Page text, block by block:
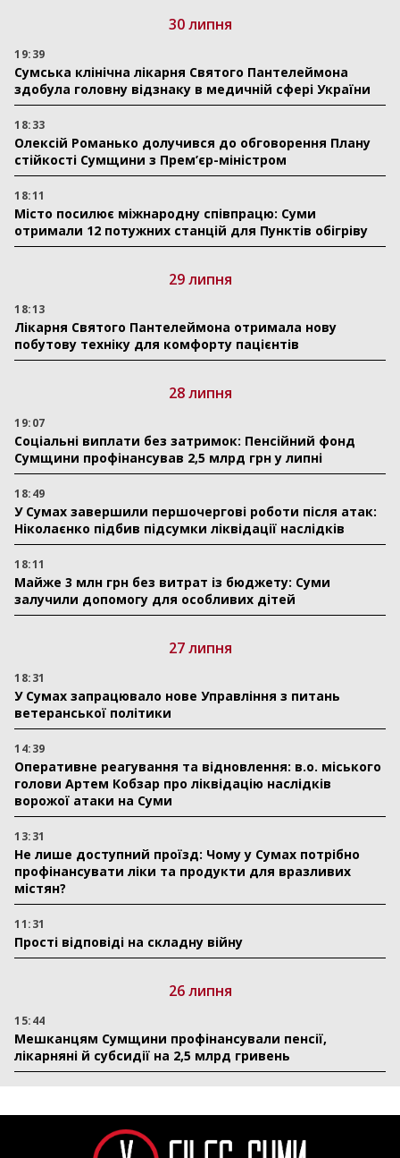
30 липня
19:39
Сумська клінічна лікарня Святого Пантелеймона
здобула головну відзнаку в медичній сфері України
18:33
Олексій Романько долучився до обговорення Плану
стійкості Сумщини з Прем’єр-міністром
18:11
Місто посилює міжнародну співпрацю: Суми
отримали 12 потужних станцій для Пунктів обігріву
29 липня
18:13
Лікарня Святого Пантелеймона отримала нову
побутову техніку для комфорту пацієнтів
28 липня
19:07
Соціальні виплати без затримок: Пенсійний фонд
Сумщини профінансував 2,5 млрд грн у липні
18:49
У Сумах завершили першочергові роботи після атак:
Ніколаєнко підбив підсумки ліквідації наслідків
18:11
Майже 3 млн грн без витрат із бюджету: Суми
залучили допомогу для особливих дітей
27 липня
18:31
У Сумах запрацювало нове Управління з питань
ветеранської політики
14:39
Оперативне реагування та відновлення: в.о. міського
голови Артем Кобзар про ліквідацію наслідків
ворожої атаки на Суми
13:31
Не лише доступний проїзд: Чому у Сумах потрібно
профінансувати ліки та продукти для вразливих
містян?
11:31
Прості відповіді на складну війну
26 липня
15:44
Мешканцям Сумщини профінансували пенсії,
лікарняні й субсидії на 2,5 млрд гривень